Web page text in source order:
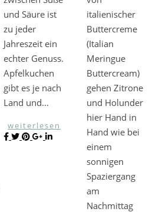
und Säure ist
zu jeder
Jahreszeit ein
echter Genuss.
Apfelkuchen
gibt es je nach
Land und…
weiterlesen
italienischer
Buttercreme
(Italian
Meringue
Buttercream)
gehen Zitrone
und Holunder
hier Hand in
Hand wie bei
einem
sonnigen
Spaziergang
am
Nachmittag